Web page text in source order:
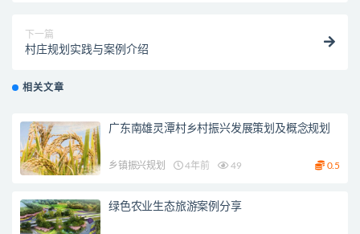
下一篇
村庄规划实践与案例介绍
相关文章
广东南雄灵潭村乡村振兴发展策划及概念规划
乡镇振兴规划 4年前 49 0.5
绿色农业生态旅游案例分享